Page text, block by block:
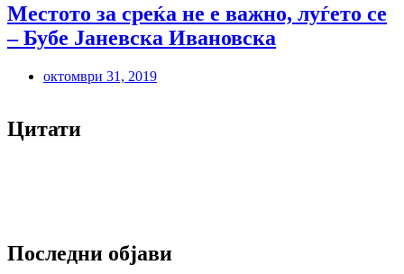
Местото за среќа не е важно, луѓето се
– Бубе Јаневска Ивановска
октомври 31, 2019
Цитати
Последни објави